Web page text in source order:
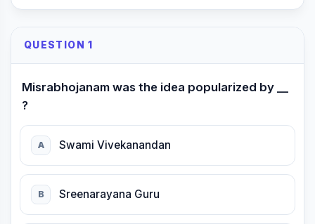
QUESTION 1
Misrabhojanam was the idea popularized by __
?
A Swami Vivekanandan
B Sreenarayana Guru